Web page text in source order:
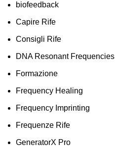
biofeedback
Capire Rife
Consigli Rife
DNA Resonant Frequencies
Formazione
Frequency Healing
Frequency Imprinting
Frequenze Rife
GeneratorX Pro